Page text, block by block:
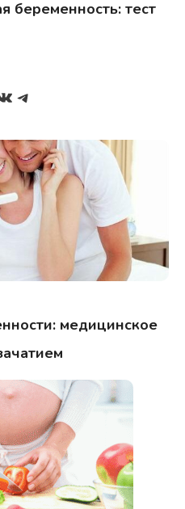
беременность: тест
Telegram
медицинское